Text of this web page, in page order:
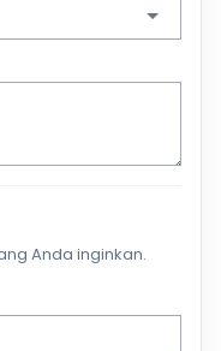
Anda inginkan.